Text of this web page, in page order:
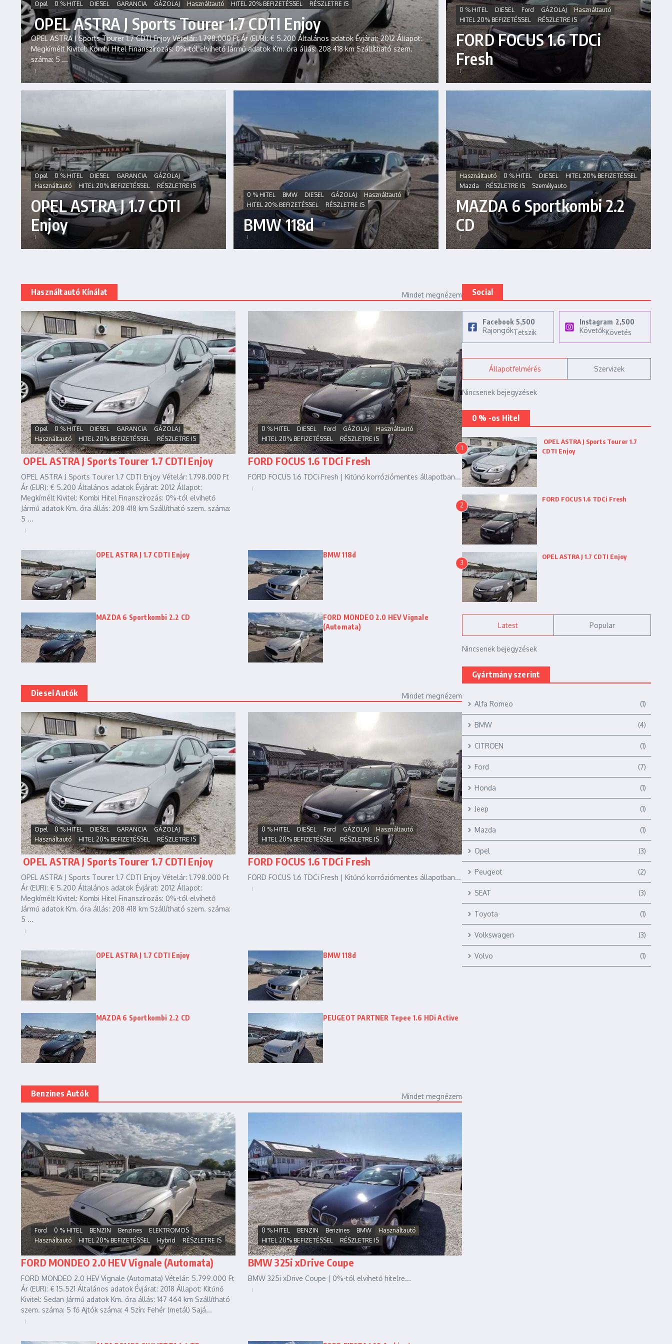
Opel 0 % HITEL DIESEL GARANCIA GÁZOLAJ Használtautó HITEL 20% BEFIZETÉSSEL RÉSZLETRE IS
OPEL ASTRA J Sports Tourer 1.7 CDTI Enjoy
OPEL ASTRA J Sports Tourer 1.7 CDTI Enjoy Vételár: 1.798.000 Ft Ár (EUR): € 5.200 Általános adatok Évjárat: 2012 Állapot:
Megkímélt Kivitel: Kombi Hitel Finanszírozás: 0%-tól elvihető Jármű adatok Km. óra állás: 208 418 km Szállítható szem.
száma: 5 ...
0 % HITEL DIESEL Ford GÁZOLAJ
Használtautó
HITEL 20% BEFIZETÉSSEL
RÉSZLETRE IS
FORD FOCUS 1.6 TDCi
Fresh
Opel 0 % HITEL DIESEL GARANCIA
GÁZOLAJ
Használtautó
HITEL 20% BEFIZETÉSSEL RÉSZLETRE IS
OPEL ASTRA J 1.7 CDTI
Enjoy
0 % HITEL BMW DIESEL GÁZOLAJ
Használtautó
HITEL 20% BEFIZETÉSSEL
RÉSZLETRE IS
BMW 118d
Használtautó 0 % HITEL DIESEL
HITEL 20% BEFIZETÉSSEL
Mazda
RÉSZLETRE IS Személyauto
MAZDA 6 Sportkombi 2.2
CD
Használtautó Kínálat Mindet megnézem
Opel 0 % HITEL DIESEL GARANCIA
GÁZOLAJ
Használtautó
HITEL 20% BEFIZETÉSSEL RÉSZLETRE IS
OPEL ASTRA J Sports Tourer 1.7 CDTI Enjoy
OPEL ASTRA J Sports Tourer 1.7 CDTI Enjoy Vételár: 1.798.000 Ft
Ár (EUR): € 5.200 Általános adatok Évjárat: 2012 Állapot:
Megkímélt Kivitel: Kombi Hitel Finanszírozás: 0%-tól elvihető
Jármű adatok Km. óra állás: 208 418 km Szállítható szem. száma:
5 ...
0 % HITEL DIESEL Ford GÁZOLAJ
Használtautó
HITEL 20% BEFIZETÉSSEL
RÉSZLETRE IS
FORD FOCUS 1.6 TDCi Fresh
FORD FOCUS 1.6 TDCi Fresh | Kitűnő korróziómentes állapotban...
OPEL ASTRA J 1.7 CDTI Enjoy BMW 118d
MAZDA 6 Sportkombi 2.2 CD
FORD MONDEO 2.0 HEV Vignale
(Automata)
Diesel Autók Mindet megnézem
Opel 0 % HITEL DIESEL GARANCIA
GÁZOLAJ
Használtautó
HITEL 20% BEFIZETÉSSEL RÉSZLETRE IS
OPEL ASTRA J Sports Tourer 1.7 CDTI Enjoy
OPEL ASTRA J Sports Tourer 1.7 CDTI Enjoy Vételár: 1.798.000 Ft
Ár (EUR): € 5.200 Általános adatok Évjárat: 2012 Állapot:
Megkímélt Kivitel: Kombi Hitel Finanszírozás: 0%-tól elvihető
Jármű adatok Km. óra állás: 208 418 km Szállítható szem. száma:
5 ...
0 % HITEL DIESEL Ford GÁZOLAJ
Használtautó
HITEL 20% BEFIZETÉSSEL
RÉSZLETRE IS
FORD FOCUS 1.6 TDCi Fresh
FORD FOCUS 1.6 TDCi Fresh | Kitűnő korróziómentes állapotban...
OPEL ASTRA J 1.7 CDTI Enjoy BMW 118d
MAZDA 6 Sportkombi 2.2 CD PEUGEOT PARTNER Tepee 1.6 HDi Active
Benzines Autók Mindet megnézem
Ford 0 % HITEL BENZIN Benzines
ELEKTROMOS
Használtautó
HITEL 20% BEFIZETÉSSEL Hybrid RÉSZLETRE IS
FORD MONDEO 2.0 HEV Vignale (Automata)
FORD MONDEO 2.0 HEV Vignale (Automata) Vételár: 5.799.000 Ft
Ár (EUR): € 15.521 Általános adatok Évjárat: 2018 Állapot: Kitűnő
Kivitel: Sedan Jármű adatok Km. óra állás: 147 464 km Szállítható
szem. száma: 5 fő Ajtók száma: 4 Szín: Fehér (metál) Sajá...
0 % HITEL BENZIN Benzines BMW
Használtautó
HITEL 20% BEFIZETÉSSEL
RÉSZLETRE IS
BMW 325i xDrive Coupe
BMW 325i xDrive Coupe | 0%-tól elvihető hitelre...
Social
Facebook 5,500
RajongókTetszik
Instagram 2,500
KövetőkKövetés
Állapotfelmérés Szervizek
Nincsenek bejegyzések
0 % -os Hitel
1
OPEL ASTRA J Sports Tourer 1.7
CDTI Enjoy
2
FORD FOCUS 1.6 TDCi Fresh
3
OPEL ASTRA J 1.7 CDTI Enjoy
Latest Popular
Nincsenek bejegyzések
Gyártmány szerint
Alfa Romeo (1)
BMW (4)
CITROEN (1)
Ford (7)
Honda (1)
Jeep (1)
Mazda (1)
Opel (3)
Peugeot (2)
SEAT (3)
Toyota (1)
Volkswagen (3)
Volvo (1)